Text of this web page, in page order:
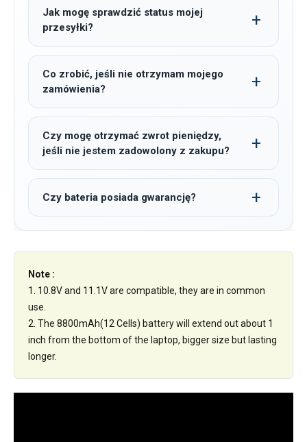
Jak mogę sprawdzić status mojej
przesyłki?
Co zrobić, jeśli nie otrzymam mojego
zamówienia?
Czy mogę otrzymać zwrot pieniędzy,
jeśli nie jestem zadowolony z zakupu?
Czy bateria posiada gwarancję?
Note :
1. 10.8V and 11.1V are compatible, they are in common
use.
2. The 8800mAh(12 Cells) battery will extend out about 1
inch from the bottom of the laptop, bigger size but lasting
longer.